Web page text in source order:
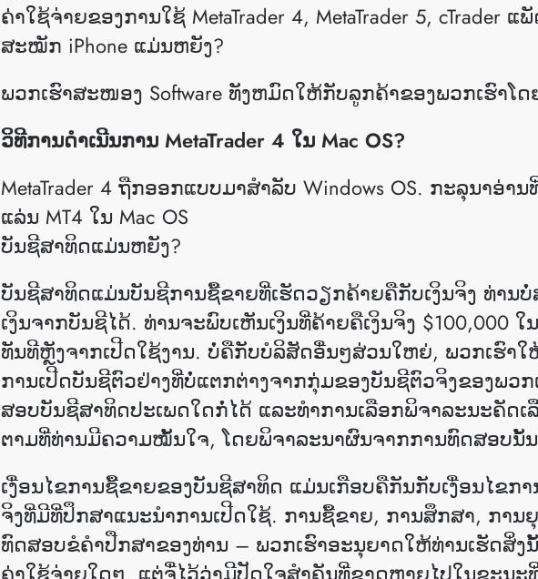
ຄ່າໃຊ້ຈ່າຍຂອງການໃຊ້ MetaTrader 4, MetaTrader 5, cTrader
ສະໝັກ iPhone ແມ່ນຫຍັງ?
ພວກເຮົາສະໜອງ Software ທັງຫມົດໃຫ້ກັບລູກຄ້າຂອງພວກເຮົາໂ
ວິທີການດໍາເນີນການ MetaTrader 4 ໃນ Mac OS?
MetaTrader 4 ຖືກອອກແບບມາສໍາລັບ Windows OS. ກະ​ລຸ​ນາ​ອ່າ
ແລ່ນ MT4 ໃນ Mac OS
ບັນຊີສາທິດແມ່ນຫຍັງ?
ບັນຊີສາທິດແມ່ນບັນຊີການຊື້ຂາຍທີ່ເຮັດວຽກຄ້າຍຄືກັບເງິນຈິງ ທ່ານ
ເງິນຈາກບັນຊີໄດ້. ທ່ານຈະພົບເຫັນເງິນທີ່ຄ້າຍຄືເງິນຈິງ $100,000
ທັນທີຫຼັງຈາກເປີດໃຊ້ງານ. ບໍ່ຄືກັບບໍລິສັດອື່ນໆສ່ວນໃຫຍ່, ພວກເຮົາໃ
ການເປີດບັນຊີຕົວຢ່າງທີ່ບໍ່ແຕກຕ່າງຈາກກຸ່ມຂອງບັນຊີຕົວຈິງຂອງພວ
ສອບ​​ບັນ​ຊີສາທິດປະເພດ​ໃດ​ກໍ່ໄດ້ ແລະທຳການເລືອກພິຈາລະນະຄັດເ
ຕາມທີ່ທ່ານມີຄວາມ​ໝັ້ນ​ໃຈ​​, ໂດຍພິຈາລະ​ນາ​ຜົນຈາກ​ການ​ທົດສອບນັ້
ເງື່ອນໄຂການຊື້ຂາຍຂອງບັນຊີສາທິດ ແມ່ນເກືອບຄືກັນກັບເງື່ອນໄຂກ
ຈິງທີ່ມີທີ່ປຶກສາແນະນຳການເປີດໃຊ້. ການຊື້ຂາຍ, ການສຶກສາ, ການ
ທົດສອບຂໍຄຳປືກສາຂອງທ່ານ – ພວກເຮົາອະນຸຍາດໃຫ້ທ່ານເຮັດສິ່
ຄ່າໃຊ້ຈ່າຍໃດໆ. ແຕ່ຈື່ໄວ້ວ່າມີປັດໃຈສໍາຄັນທີ່ຂາດຫາຍໄປໃນຂະນະ